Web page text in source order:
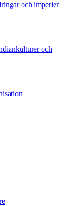
och imperier
och